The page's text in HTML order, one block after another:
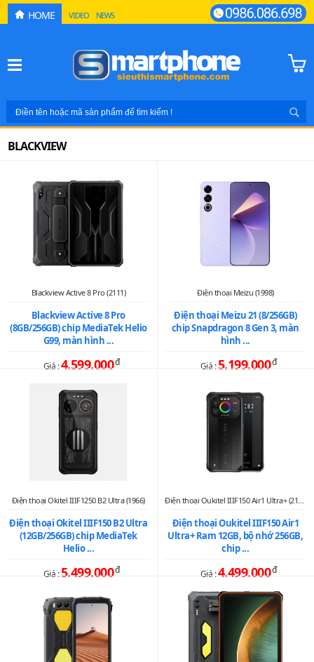
HOME VIDEO NEWS
BLACKVIEW
Blackview Active 8 Pro (2111)
Blackview Active 8 Pro
(8GB/256GB) chip MediaTek Helio
G99, màn hình ...
Giá :4.599.000đ
Điện thoại Meizu (1998)
Điện thoại Meizu 21 (8/256GB)
chip Snapdragon 8 Gen 3, màn
hình ...
Giá :5.199.000đ
Điện thoại Okitel IIIF1250 B2 Ultra (1966)
Điện thoại Okitel IIIF150 B2 Ultra
(12GB/256GB) chip MediaTek
Helio ...
Giá :5.499.000đ
Điện thoại Oukitel IIIF150 Air1
Ultra+ Ram 12GB, bộ nhớ 256GB,
chip ...
Giá :4.499.000đ